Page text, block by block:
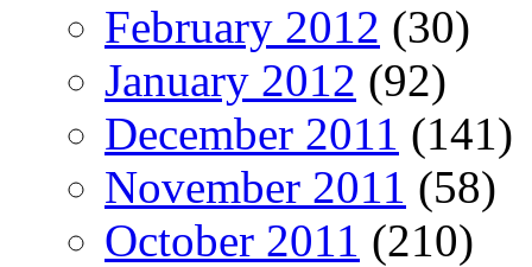
February 2012 (30)
January 2012 (92)
December 2011 (141)
November 2011 (58)
October 2011 (210)